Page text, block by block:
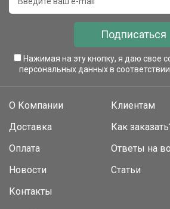
Подписаться
Нажимая на эту кнопку, я даю свое
персональных данных в
О Компании
Доставка
Оплата
Новости
Клиентам
Как
Ответы на
Статьи
Контакты